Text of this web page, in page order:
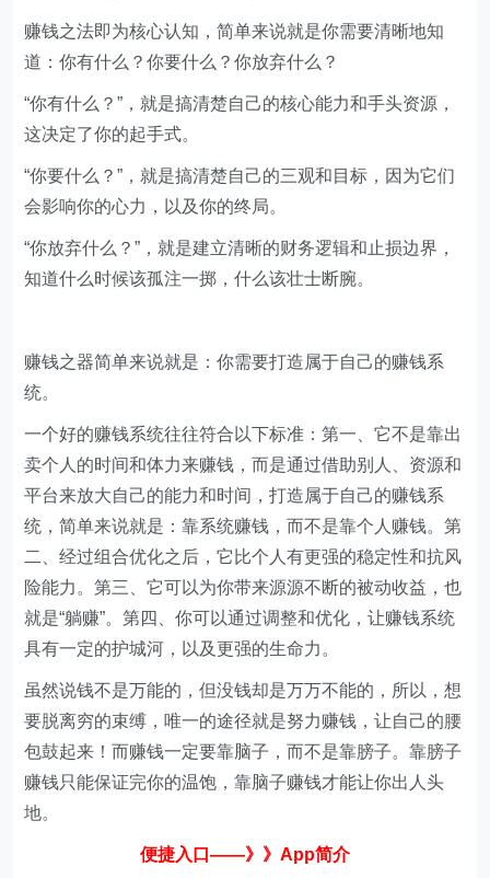
赚钱之法即为核心认知，简单来说就是你需要清晰地知
道：你有什么？你要什么？你放弃什么？
​“你有什么？”，就是搞清楚自己的核心能力和手头资源，
这决定了你的起手式。
​“你要什么？”，就是搞清楚自己的三观和目标，因为它们
会影响你的心力，以及你的终局。
​“你放弃什么？”，就是建立清晰的财务逻辑和止损边界，
知道什么时候该孤注一掷，什么该壮士断腕。
​赚钱之器简单来说就是：你需要打造属于自己的赚钱系
统。
​一个好的赚钱系统往往符合以下标准：第一、它不是靠出
卖个人的时间和体力来赚钱，而是通过借助别人、资源和
平台来放大自己的能力和时间，打造属于自己的赚钱系
统，简单来说就是：靠系统赚钱，而不是靠个人赚钱。第
二、经过组合优化之后，它比个人有更强的稳定性和抗风
险能力。第三、它可以为你带来源源不断的被动收益，也
就是“躺赚”。第四、你可以通过调整和优化，让赚钱系统
具有一定的护城河，以及更强的生命力。
虽然说钱不是万能的，但没钱却是万万不能的，所以，想
要脱离穷的束缚，唯一的途径就是努力赚钱，让自己的腰
包鼓起来！而赚钱一定要靠脑子，而不是靠膀子。靠膀子
赚钱只能保证完你的温饱，靠脑子赚钱才能让你出人头
地。
便捷入口——》》App简介